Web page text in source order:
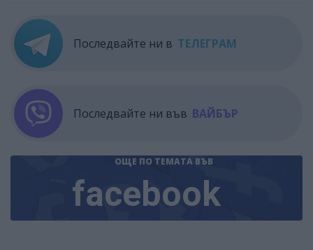
Последвайте ни в ТЕЛЕГРАМ
Последвайте ни във ВАЙБЪР
ОЩЕ ПО ТЕМАТА ВЪВ
facebook